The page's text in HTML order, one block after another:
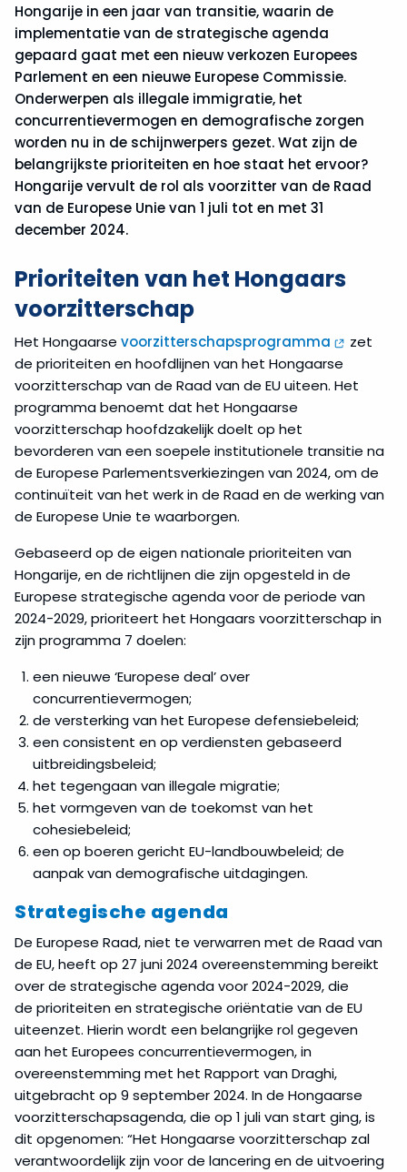
Hongarije in een jaar van transitie, waarin de
implementatie van de strategische agenda
gepaard gaat met een nieuw verkozen Europees
Parlement en een nieuwe Europese Commissie.
Onderwerpen als illegale immigratie, het
concurrentievermogen en demografische zorgen
worden nu in de schijnwerpers gezet. Wat zijn de
belangrijkste prioriteiten en hoe staat het ervoor?
Hongarije vervult de rol als voorzitter van de Raad
van de Europese Unie van 1 juli tot en met 31
december 2024.
Prioriteiten van het Hongaars
voorzitterschap
Het Hongaarse voorzitterschapsprogramma
zet
de prioriteiten en hoofdlijnen van het Hongaarse
voorzitterschap van de Raad van de EU uiteen. Het
programma benoemt dat het Hongaarse
voorzitterschap hoofdzakelijk doelt op het
bevorderen van een soepele institutionele transitie na
de Europese Parlementsverkiezingen van 2024, om de
continuïteit van het werk in de Raad en de werking van
de Europese Unie te waarborgen.
Gebaseerd op de eigen nationale prioriteiten van
Hongarije, en de richtlijnen die zijn opgesteld in de
Europese strategische agenda voor de periode van
2024-2029, prioriteert het Hongaars voorzitterschap in
zijn programma 7 doelen:
een nieuwe ‘Europese deal’ over
concurrentievermogen;
de versterking van het Europese defensiebeleid;
een consistent en op verdiensten gebaseerd
uitbreidingsbeleid;
het tegengaan van illegale migratie;
het vormgeven van de toekomst van het
cohesiebeleid;
een op boeren gericht EU-landbouwbeleid; de
aanpak van demografische uitdagingen.
Strategische agenda
De Europese Raad, niet te verwarren met de Raad van
de EU, heeft op 27 juni 2024 overeenstemming bereikt
over de strategische agenda voor 2024-2029, die
de prioriteiten en strategische oriëntatie van de EU
uiteenzet. Hierin wordt een belangrijke rol gegeven
aan het Europees concurrentievermogen, in
overeenstemming met het Rapport van Draghi,
uitgebracht op 9 september 2024. In de Hongaarse
voorzitterschapsagenda, die op 1 juli van start ging, is
dit opgenomen: “Het Hongaarse voorzitterschap zal
verantwoordelijk zijn voor de lancering en de uitvoering